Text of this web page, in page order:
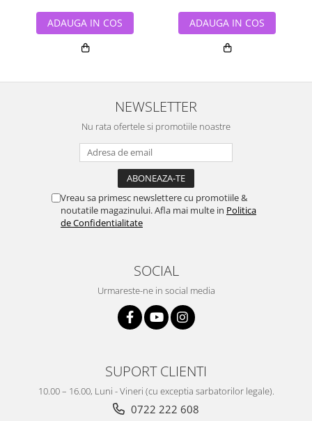
ADAUGA IN COS ADAUGA IN COS
NEWSLETTER
Nu rata ofertele si promotiile noastre
Vreau sa primesc newslettere cu promotiile &
noutatile magazinului. Afla mai multe in Politica
de Confidentialitate
SOCIAL
Urmareste-ne in social media
SUPORT CLIENTI
10.00 – 16.00, Luni - Vineri (cu exceptia sarbatorilor legale).
0722 222 608